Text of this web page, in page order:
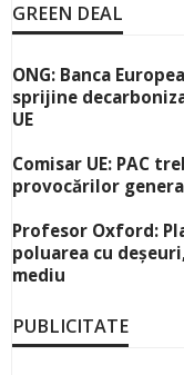
GREEN DEAL
ONG: Banca
sprijine
UE
Comisar UE: PAC
provocărilor
Profesor Oxford:
poluarea cu
mediu
PUBLICITATE